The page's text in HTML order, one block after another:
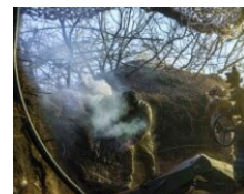
УКРАЇНА
СВІТ
СХЕМИ
КИТАЙ.ВИКЛИКИ
МУЛЬТИМЕДІА
ФОТО
СПЕЦПРОЄКТИ